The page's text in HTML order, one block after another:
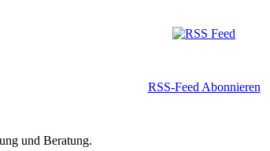
RSS-Feed Abonnieren
und Beratung.